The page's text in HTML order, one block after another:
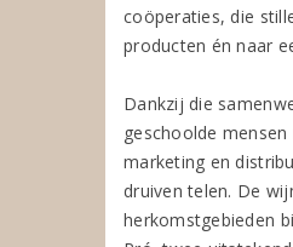
coöperaties, die
producten én naar
Dankzij die
geschoolde
marketing en
druiven telen. De
herkomstgebieden